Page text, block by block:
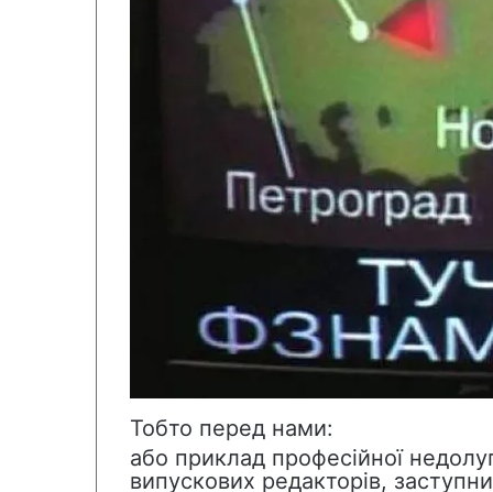
Тобто перед нами:
або приклад професійної
випускових редакторів,